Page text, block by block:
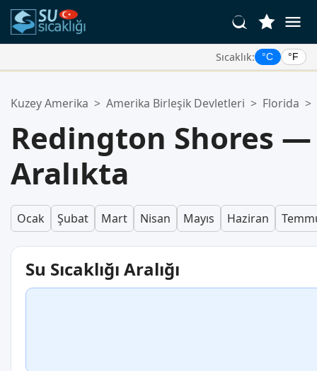
Sıcaklık: °C °F
Favoriler listeniz boş.
Kuzey Amerika > Amerika Birleşik Devletleri > Florida >
Redington Shores —
Aralıkta
Ocak Şubat Mart Nisan Mayıs Haziran
Su Sıcaklığı Aralığı